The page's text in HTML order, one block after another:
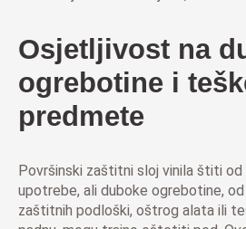
Osjetljivost na
ogrebotine i
predmete
Površinski zaštitni sloj vinila štiti od
upotrebe, ali duboke ogrebotine,
zaštitnih podloški, oštrog alata ili